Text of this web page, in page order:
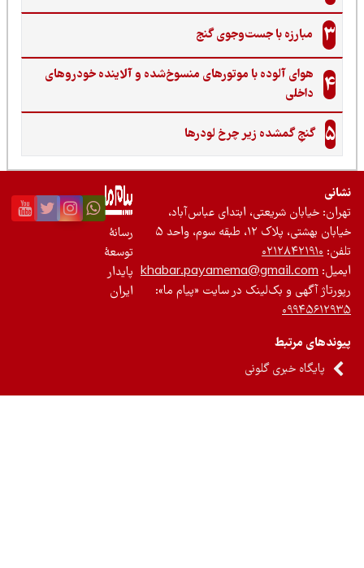
مبارزه با جست‌وجوی گنج‌
هوای آلوده با موتورهای منسوخ‌شده و آلاینده خودروهای
داخلی
گنجِ گمشده زیر چرخ لودرها
خیابان شریعتی، ابتدای عباس‌آباد،
بهشتی، پلاک ۱۲، طبقه سوم، واحد ۵
۰۲۱۲۸۴۲۱۹۱۰
khabar.payamema@gmail.com
آگهی و بک‌لینک در سایت «پیام ما»:
مرتبط
پایگاه خبری گلونی
رسانۀ
توسعۀ
پایدار
ایران